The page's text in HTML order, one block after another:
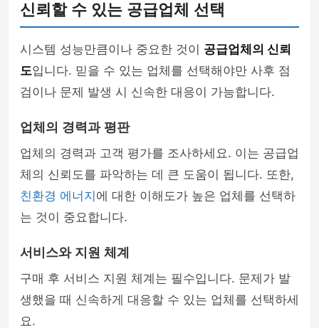
신뢰할 수 있는 공급업체 선택
시스템 성능만큼이나 중요한 것이 공급업체의 신뢰
도입니다. 믿을 수 있는 업체를 선택해야만 사후 점
검이나 문제 발생 시 신속한 대응이 가능합니다.
업체의 경력과 평판
업체의 경력과 고객 평가를 조사하세요. 이는 공급업
체의 신뢰도를 파악하는 데 큰 도움이 됩니다. 또한,
친환경 에너지 에 대한 이해도가 높은 업체를 선택하
는 것이 중요합니다.
서비스와 지원 체계
구매 후 서비스 지원 체계는 필수입니다. 문제가 발
생했을 때 신속하게 대응할 수 있는 업체를 선택하세
요.